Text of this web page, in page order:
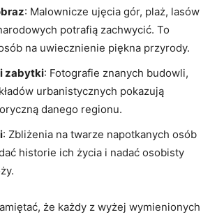
:​ Malownicze ujęcia ​gór, plaż, lasów
potrafią⁢ zachwycić. To
na uwiecznienie piękna przyrody.
zabytki: Fotografie znanych budowli,
urbanistycznych pokazują
danego regionu.
: Zbliżenia na ‍twarze napotkanych osób
historie⁤ ich życia i nadać osobisty
że każdy z wyżej wymienionych